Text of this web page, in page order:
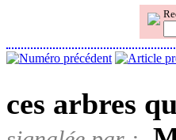
ces arbres